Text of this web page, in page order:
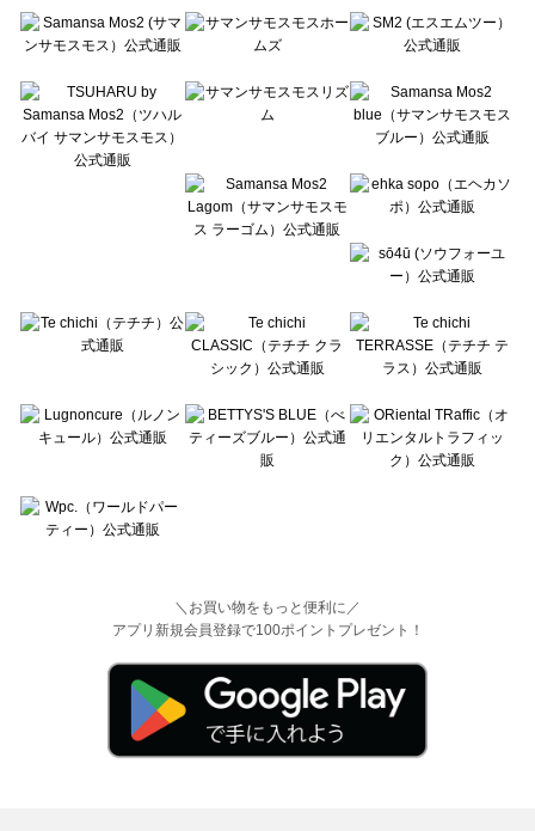
Te chichi（テチチ）のボトムス一覧
Te chichi CLASSIC（テチチ クラシック）のボトムス一覧
Lugnoncure（ルノンキュール）のボトムス一覧
BETTY'S BLUE（べティーズブルー）のボトムス一覧
Wpc.（ワールドパーティー）のボトムス一覧
＼お買い物をもっと便利に／
アプリ新規会員登録で100ポイントプレゼント！